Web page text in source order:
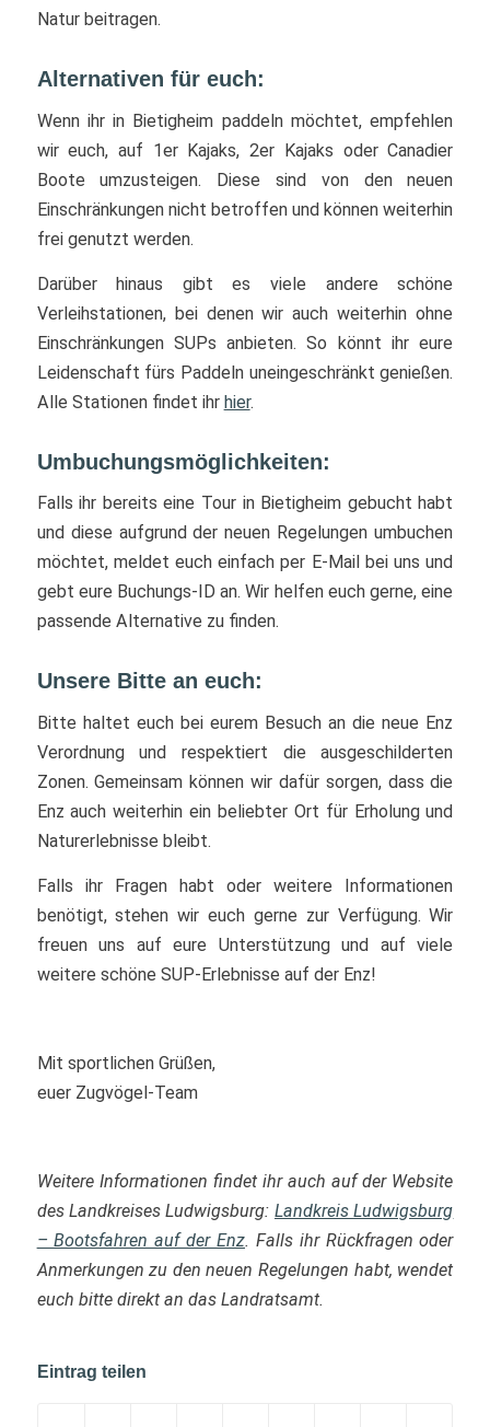
Natur beitragen.
Alternativen für euch:
Wenn ihr in Bietigheim paddeln möchtet, empfehlen
wir euch, auf 1er Kajaks, 2er Kajaks oder Canadier
Boote umzusteigen. Diese sind von den neuen
Einschränkungen nicht betroffen und können weiterhin
frei genutzt werden.
Darüber hinaus gibt es viele andere schöne
Verleihstationen, bei denen wir auch weiterhin ohne
Einschränkungen SUPs anbieten. So könnt ihr eure
Leidenschaft fürs Paddeln uneingeschränkt genießen.
Alle Stationen findet ihr hier.
Umbuchungsmöglichkeiten:
Falls ihr bereits eine Tour in Bietigheim gebucht habt
und diese aufgrund der neuen Regelungen umbuchen
möchtet, meldet euch einfach per E-Mail bei uns und
gebt eure Buchungs-ID an. Wir helfen euch gerne, eine
passende Alternative zu finden.
Unsere Bitte an euch:
Bitte haltet euch bei eurem Besuch an die neue Enz
Verordnung und respektiert die ausgeschilderten
Zonen. Gemeinsam können wir dafür sorgen, dass die
Enz auch weiterhin ein beliebter Ort für Erholung und
Naturerlebnisse bleibt.
Falls ihr Fragen habt oder weitere Informationen
benötigt, stehen wir euch gerne zur Verfügung. Wir
freuen uns auf eure Unterstützung und auf viele
weitere schöne SUP-Erlebnisse auf der Enz!
Mit sportlichen Grüßen,
euer Zugvögel-Team
Weitere Informationen findet ihr auch auf der Website
des Landkreises Ludwigsburg: Landkreis Ludwigsburg
– Bootsfahren auf der Enz. Falls ihr Rückfragen oder
Anmerkungen zu den neuen Regelungen habt, wendet
euch bitte direkt an das Landratsamt.
Eintrag teilen